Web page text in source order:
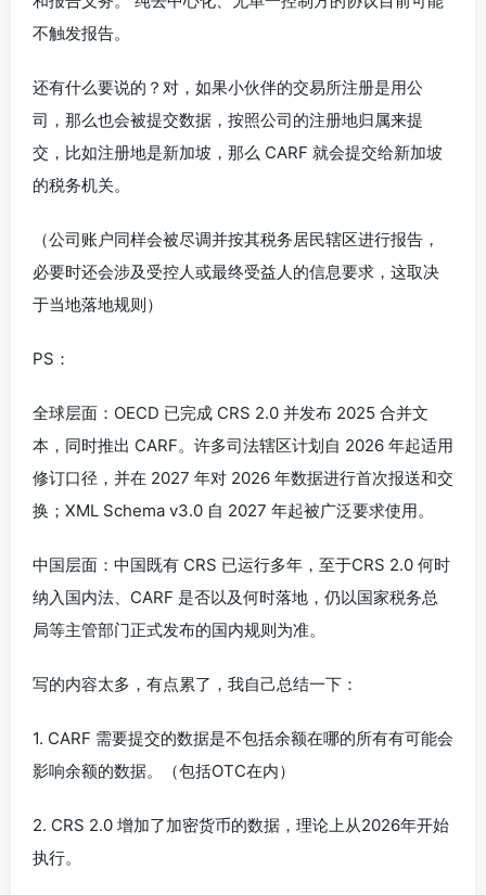
不触发报告。
还有什么要说的？对，如果小伙伴的交易所注册是用公
司，那么也会被提交数据，按照公司的注册地归属来提
交，比如注册地是新加坡，那么 CARF 就会提交给新加坡
的税务机关。
（公司账户同样会被尽调并按其税务居民辖区进行报告，
必要时还会涉及受控人或最终受益人的信息要求，这取决
于当地落地规则）
PS：
全球层面：OECD 已完成 CRS 2.0 并发布 2025 合并文
本，同时推出 CARF。许多司法辖区计划自 2026 年起适用
修订口径，并在 2027 年对 2026 年数据进行首次报送和交
换；XML Schema v3.0 自 2027 年起被广泛要求使用。
中国层面：中国既有 CRS 已运行多年，至于CRS 2.0 何时
纳入国内法、CARF 是否以及何时落地，仍以国家税务总
局等主管部门正式发布的国内规则为准。
写的内容太多，有点累了，我自己总结一下：
1. CARF 需要提交的数据是不包括余额在哪的所有有可能会
影响余额的数据。（包括OTC在内）
2. CRS 2.0 增加了加密货币的数据，理论上从2026年开始
执行。